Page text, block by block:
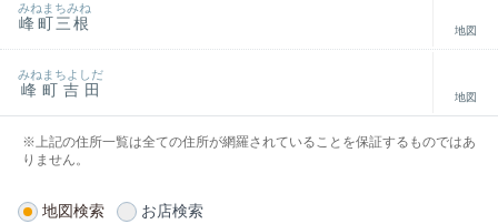
峰町三根
みねまちみね
地図
峰町吉田
みねまちよしだ
地図
※上記の住所一覧は全ての住所が網羅されていることを保証するものではあ
りません。
地図検索 お店検索